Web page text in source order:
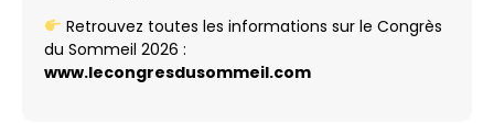
Retrouvez toutes les informations sur le Congrès
du Sommeil 2026 :
www.lecongresdusommeil.com